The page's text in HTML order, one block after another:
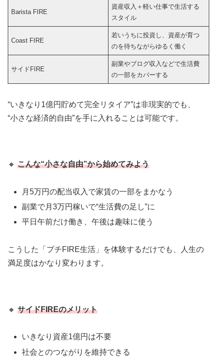
Barista FIRE
資産収入＋軽い仕事で生活する
スタイル
Coast FIRE
若いうちに投資し、資産が育つ
のを待ちながらゆるく働く
サイドFIRE
副業やブログ収入などで生活費
の一部をカバーする
“いきなり1億円貯めて完全リタイア”は非現実的でも、
“小さな経済的自由”を手に入れることは可能です。
🔸 こんな“小さな自由”から始めてみよう
月5万円の配当収入で家賃の一部をまかなう
副業で月3万円稼いで“生活費の足し”に
平日午前だけ働き、午後は趣味に使う
こうした「プチFIRE生活」を体験するだけでも、人生の
満足度はかなり変わります。
🔸 サイドFIREのメリット
いきなり資産1億円は不要
社会とのつながりを維持できる